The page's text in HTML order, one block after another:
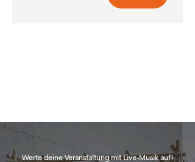
Werte deine Veranstaltung mit Live-Musik auf!